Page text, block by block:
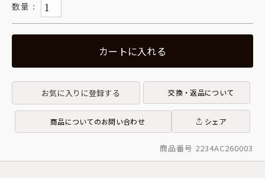
カートに入れる
お気に入りに登録する 交換・返品について
商品についてのお問い合わせ シェア
商品番号 2234AC260003